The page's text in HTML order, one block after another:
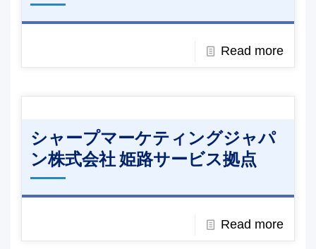
Read more
シャープマーケティングジャパ
ン株式会社 姫路サービス拠点
Read more